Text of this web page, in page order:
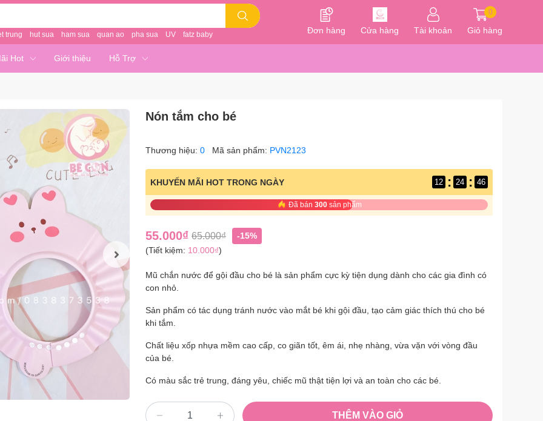
trung hut sua ham sua quan ao pha sua UV fatz baby Đơn hàng Cửa hàng Tài khoản
0
Giỏ hàng
Hot Giới thiệu Hỗ Trợ
Nón tắm cho bé
Thương hiệu: 0 Mã sản phẩm: PVN2123
KHUYẾN MÃI HOT TRONG NGÀY 12 : 24 : 45
Đã bán 300sản phẩm
55.000₫ 65.000₫
-15%
(Tiết kiệm: 10.000₫)
Mũ chắn nước để gội đầu cho bé là sản phẩm cực kỳ tiện dụng dành cho các gia đình có
con nhỏ.
Sản phẩm có tác dụng tránh nước vào mắt bé khi gội đầu, tạo cảm giác thích thú cho bé
khi tắm.
Chất liệu xốp nhựa mềm cao cấp, co giãn tốt, êm ái, nhẹ nhàng, vừa vặn với vòng đầu
của bé.
Có màu sắc trẻ trung, đáng yêu, chiếc mũ thật tiện lợi và an toàn cho các bé.
THÊM VÀO GIỎ